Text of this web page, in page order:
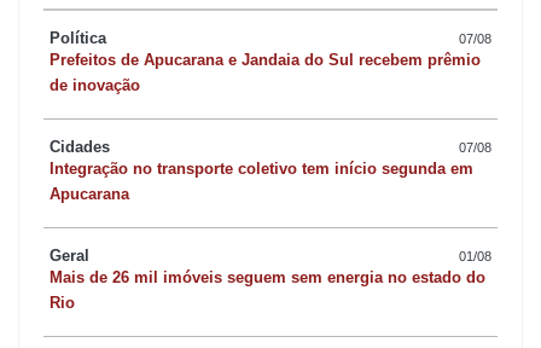
do Campeonato Estadual.
A FPFS divulgou na semana passada uma tabela extra-oficial
para os clubes. Nela aponta que o Apucarana estreará no
próximo dia 16, em Paranaguá, frente ao Monte Sião.
Nesta terça-feira, o departamento técnico da Federação
comunicou que a tabela extra-oficial sofrerá algumas alterações.
Política 07/08
Prefeitos de Apucarana e Jandaia do Sul recebem prêmio
de inovação
Cidades 07/08
Integração no transporte coletivo tem início segunda em
Apucarana
Geral 01/08
Mais de 26 mil imóveis seguem sem energia no estado do
Rio